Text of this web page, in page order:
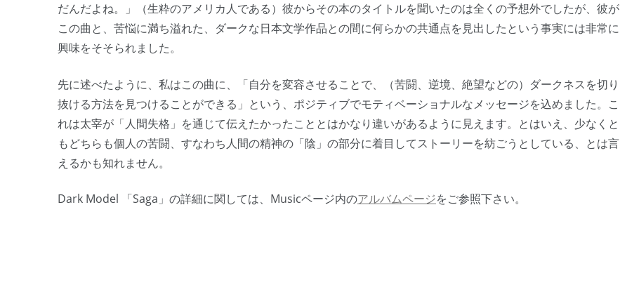
だんだよね。」（生粋のアメリカ人である）彼からその本のタイトルを聞いたのは全くの予想外でしたが、彼が
この曲と、苦悩に満ち溢れた、ダークな日本文学作品との間に何らかの共通点を見出したという事実には非常に
興味をそそられました。
先に述べたように、私はこの曲に、「自分を変容させることで、（苦闘、逆境、絶望などの）ダークネスを切り
抜ける方法を見つけることができる」という、ポジティブでモティベーショナルなメッセージを込めました。こ
れは太宰が「人間失格」を通じて伝えたかったこととはかなり違いがあるように見えます。とはいえ、少なくと
もどちらも個人の苦闘、すなわち人間の精神の「陰」の部分に着目してストーリーを紡ごうとしている、とは言
えるかも知れません。
Dark Model 「Saga」の詳細に関しては、Musicページ内のアルバムページをご参照下さい。